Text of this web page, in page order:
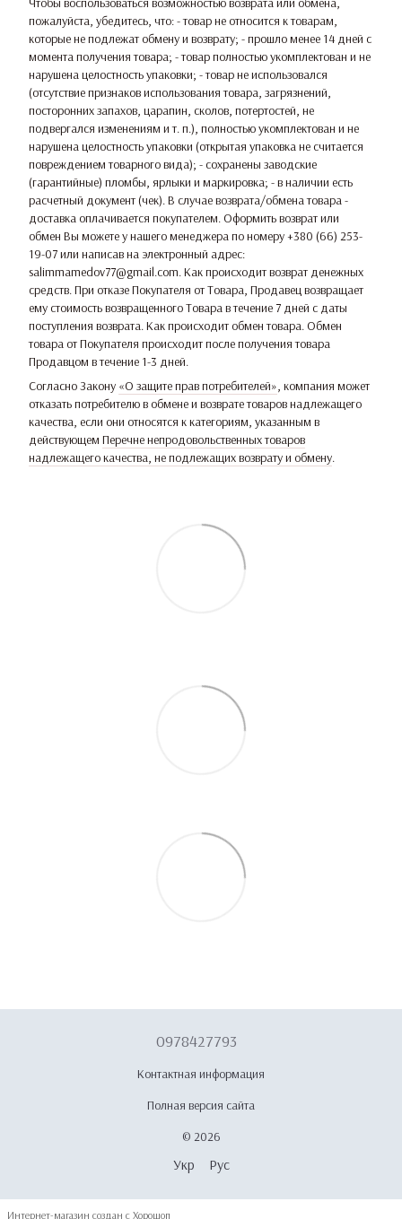
пожалуйста, убедитесь, что: - товар не относится к товарам,
которые не подлежат обмену и возврату; - прошло менее 14 дней с
момента получения товара; - товар полностью укомплектован и не
нарушена целостность упаковки; - товар не использовался
(отсутствие признаков использования товара, загрязнений,
посторонних запахов, царапин, сколов, потертостей, не
подвергался изменениям и т. п.), полностью укомплектован и не
нарушена целостность упаковки (открытая упаковка не считается
повреждением товарного вида); - сохранены заводские
(гарантийные) пломбы, ярлыки и маркировка; - в наличии есть
расчетный документ (чек). В случае возврата/обмена товара -
доставка оплачивается покупателем. Оформить возврат или
обмен Вы можете у нашего менеджера по номеру +380 (66) 253-
19-07 или написав на электронный адрес:
salimmamedov77@gmail.com. Как происходит возврат денежных
средств. При отказе Покупателя от Товара, Продавец возвращает
ему стоимость возвращенного Товара в течение 7 дней с даты
поступления возврата. Как происходит обмен товара. Обмен
товара от Покупателя происходит после получения товара
Продавцом в течение 1-3 дней.
Согласно Закону «О защите прав потребителей», компания может
отказать потребителю в обмене и возврате товаров надлежащего
качества, если они относятся к категориям, указанным в
действующем Перечне непродовольственных товаров
надлежащего качества, не подлежащих возврату и обмену.
0978427793
Контактная информация
Полная версия сайта
© 2026
Укр Рус
Интернет-магазин создан с Хорошоп